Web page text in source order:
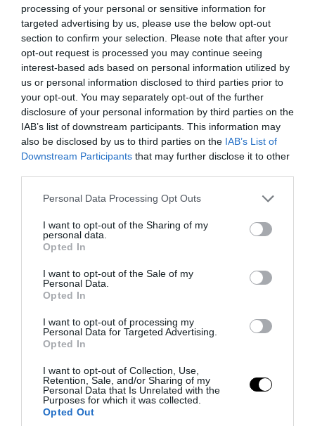
processing of your personal or sensitive information for
targeted advertising by us, please use the below opt-out
section to confirm your selection. Please note that after your
opt-out request is processed you may continue seeing
interest-based ads based on personal information utilized by
us or personal information disclosed to third parties prior to
your opt-out. You may separately opt-out of the further
disclosure of your personal information by third parties on the
IAB’s list of downstream participants. This information may
also be disclosed by us to third parties on the IAB’s List of
Downstream Participants that may further disclose it to other
Please note that this website/app uses one or more Google
not limited to your visit or usage behaviour. You may click to
grant or deny consent to Google and its third-party tags to
use your data for below specified purposes in below Google
consent section.
Personal Data Processing Opt Outs
I want to opt-out of the Sharing of my
personal data.
Opted In
I want to opt-out of the Sale of my
Personal Data.
Opted In
I want to opt-out of processing my
Personal Data for Targeted Advertising.
Opted In
I want to opt-out of Collection, Use,
Retention, Sale, and/or Sharing of my
Personal Data that Is Unrelated with the
Purposes for which it was collected.
Opted Out
PRONEWS.GR /ΦΥΣΗ
«Ξυπνά» το φονικό ηφαίστειο Pelée στη
Μαρτινίκα: Εκατοντάδες σεισμοί και
διόγκωση του εδάφους
04.08.2026 | 23:40
PRONEWS.GR /ΦΥΣΗ
Γιατί η Μεσόγειος έχει τόσο
διαφορετικό χρώμα από άλλες
θάλασσες;